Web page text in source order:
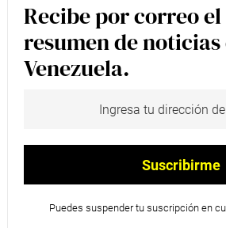
Recibe por correo
resumen de noticias
Venezuela.
Puedes suspender tu suscripción en